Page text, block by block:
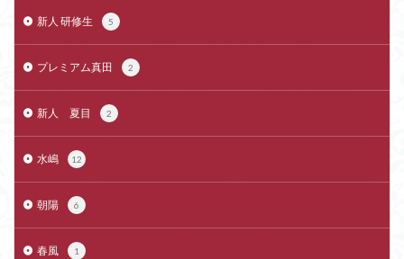
新人 研修生 5
プレミアム真田 2
新人 夏目 2
水嶋 12
朝陽 6
春風 1